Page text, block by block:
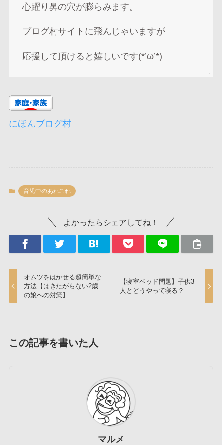
心躍り鼻の穴が膨らみます。
ブログ村サイトに飛んじゃいますが
応援して頂けると嬉しいです(*’ω’*)
にほんブログ村
育児中のあれこれ
よかったらシェアしてね！
オムツをはかせる超簡単な
方法【はきたがらない2歳
の娘への対策】
【寝室ベッド問題】子供3
人とどうやって寝る？
この記事を書いた人
マルメ